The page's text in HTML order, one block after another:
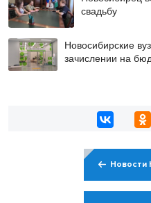
свадьбу
Новосибирские
зачислении на
Новости